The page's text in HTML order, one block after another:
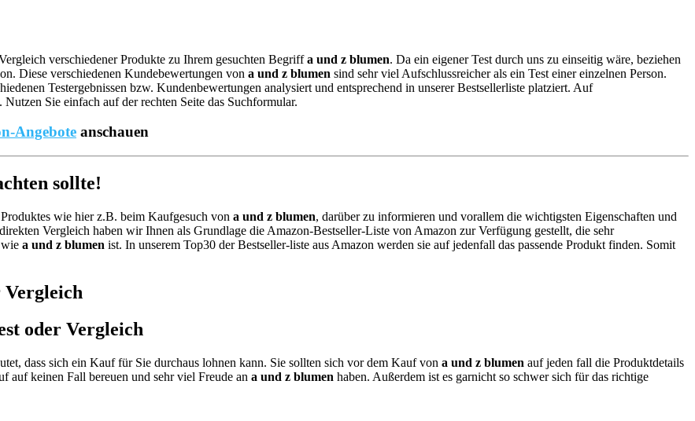
verschiedener Produkte zu Ihrem gesuchten Begriffa und z blumen. Da ein eigener Test durch uns zu einseitig wäre, beziehen
Diese verschiedenen Kundebewertungen von a und z blumen sind sehr viel Aufschlussreicher als ein Test einer einzelnen Person.
Testergebnissen bzw. Kundenbewertungen analysiert und entsprechend in unserer Bestsellerliste platziert. Auf
Sie einfach auf der rechten Seite das Suchformular.
Angebote anschauen
sollte!
wie hier z.B. beim Kaufgesuch von a und z blumen, darüber zu informieren und vorallem die wichtigsten Eigenschaften und
Vergleich haben wir Ihnen als Grundlage die Amazon-Bestseller-Liste von Amazon zur Verfügung gestellt, die sehr
a und z blumen ist. In unserem Top30 der Bestseller-liste aus Amazon werden sie auf jedenfall das passende Produkt finden. Somit
Vergleich
oder Vergleich
dass sich ein Kauf für Sie durchaus lohnen kann. Sie sollten sich vor dem Kauf von a und z blumen auf jeden fall die Produktdetails
auf keinen Fall bereuen und sehr viel Freude an a und z blumen haben. Außerdem ist es garnicht so schwer sich für das richtige